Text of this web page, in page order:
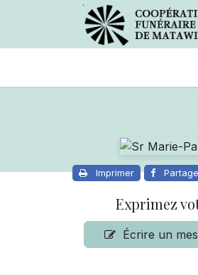
Imprimer
Exprimez
Écrire un